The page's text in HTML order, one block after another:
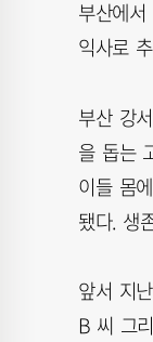
부산에
익사로
부산 강
을 돕는
이들 몸
됐다. 생
앞서 지
B 씨 그